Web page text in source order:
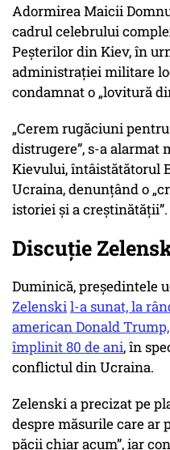
Adormirea Maicii
cadrul celebrului
Peşterilor din Kiev, în
administraţiei militare
condamnat o „lovitură
„Cerem rugăciuni
distrugere”, s-a
Kievului, întâistătătorul
Ucraina, denunţând o
istoriei şi a creştinătăţii”.
Discuție
Duminică, președintele
Zelenskil-a sunat, la
american Donald
împlinit 80 de ani, în
conflictul din Ucraina.
Zelenski a precizat pe
despre măsurile care ar
păcii chiar acum”, iar